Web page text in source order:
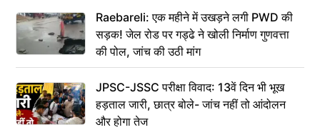
Raebareli: एक महीने में उखड़ने लगी PWD की
सड़क! जेल रोड पर गड्ढे ने खोली निर्माण गुणवत्ता
की पोल, जांच की उठी मांग
JPSC-JSSC परीक्षा विवाद: 13वें दिन भी भूख
हड़ताल जारी, छात्र बोले- जांच नहीं तो आंदोलन
और होगा तेज